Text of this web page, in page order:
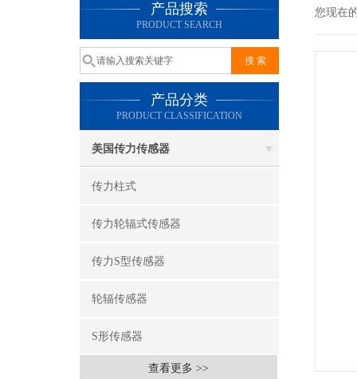
产品搜索
PRODUCT SEARCH
产品分类
PRODUCT CLASSIFICATION
美国传力传感器
传力柱式
传力轮辐式传感器
传力S型传感器
轮辐传感器
S形传感器
查看更多 >>
您现在